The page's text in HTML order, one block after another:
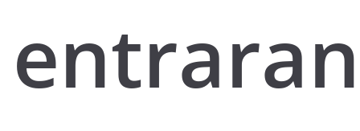
entraran